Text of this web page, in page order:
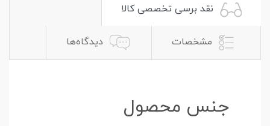
نقد برسی تخصصی کالا
مشخصات دیدگاه‌ها
جنس محصول